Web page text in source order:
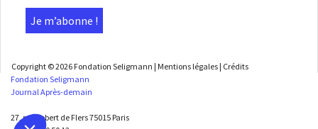
Copyright © 2026 Fondation Seligmann | Mentions légales | Crédits
Fondation Seligmann
Journal Après-demain
27, rue Robert de Flers 75015 Paris